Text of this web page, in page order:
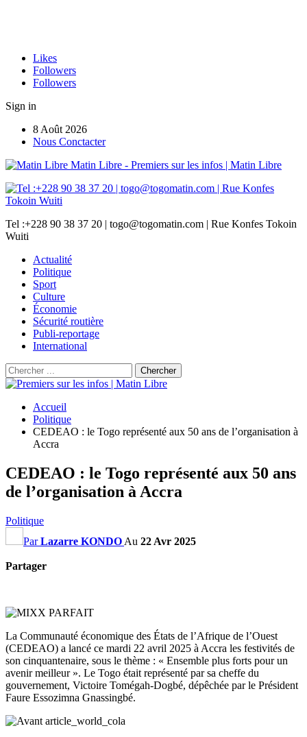
Likes
Followers
Followers
Sign in
8 Août 2026
Nous Conctacter
Matin Libre - Premiers sur les infos | Matin Libre
Tel :+228 90 38 37 20 | togo@togomatin.com | Rue Konfes Tokoin
Wuiti
Actualité
Politique
Sport
Culture
Économie
Sécurité routière
Publi-reportage
International
Accueil
Politique
CEDEAO : le Togo représenté aux 50 ans de l’organisation à
Accra
CEDEAO : le Togo représenté aux 50 ans
de l’organisation à Accra
Politique
ParLazarre KONDO Au 22 Avr 2025
Partager
La Communauté économique des États de l’Afrique de l’Ouest
(CEDEAO) a lancé ce mardi 22 avril 2025 à Accra les festivités de
son cinquantenaire, sous le thème : « Ensemble plus forts pour un
avenir meilleur ». Le Togo était représenté par sa cheffe du
gouvernement, Victoire Tomégah-Dogbé, dépêchée par le Président
Faure Essozimna Gnassingbé.